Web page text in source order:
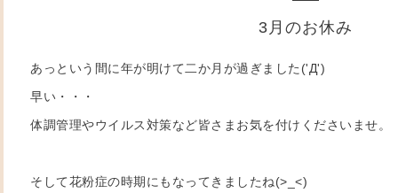
3月のお休み
あっという間に年が明けて二か月が過ぎました('Д')
早い・・・
体調管理やウイルス対策など皆さまお気を付けくださいませ。
そして花粉症の時期にもなってきましたね(>_<)